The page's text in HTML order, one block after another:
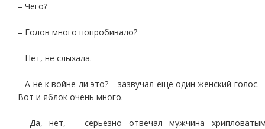
– Чего?
– Голов много попробивало?
– Нет, не слыхала.
– А не к войне ли это? – зазвучал еще один женский голос.
Вот и яблок очень много.
– Да, нет, – серьезно отвечал мужчина